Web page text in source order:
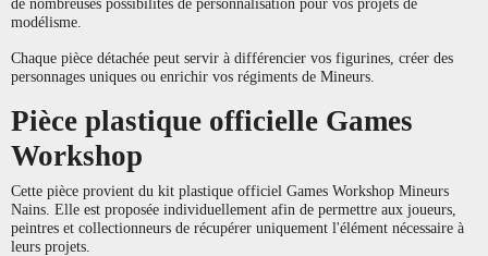
modélisme.
Chaque pièce détachée peut servir à différencier vos figurines, créer des
personnages uniques ou enrichir vos régiments de Mineurs.
Pièce plastique officielle Games
Workshop
Cette pièce provient du kit plastique officiel Games Workshop Mineurs
Nains. Elle est proposée individuellement afin de permettre aux joueurs,
peintres et collectionneurs de récupérer uniquement l'élément nécessaire à
leurs projets.